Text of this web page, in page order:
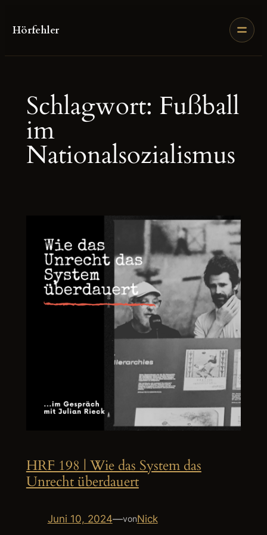
Inhalt
Hörfehler
Schlagwort: Fußball
im
Nationalsozialismus
HRF 198 | Wie das System das
Unrecht überdauert
Juni 10, 2024—vonNick